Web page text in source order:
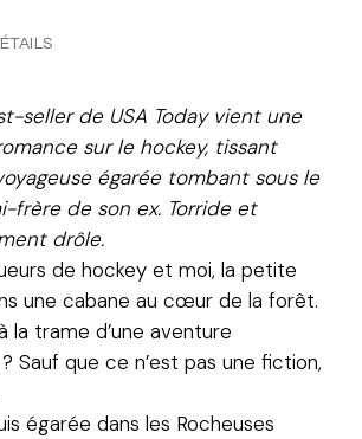
seller de USA Today vient une
sur le hockey, tissant
égarée tombant sous le
frère de son ex. Torride et
drôle.
de hockey et moi, la petite
une cabane au cœur de la forêt.
la trame d’une aventure
Sauf que ce n’est pas une fiction,
égarée dans les Rocheuses